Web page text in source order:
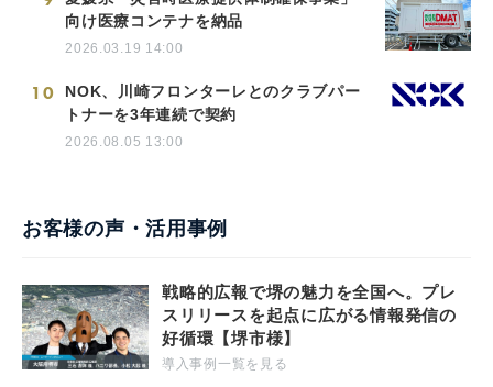
向け医療コンテナを納品
2026.03.19 14:00
10
NOK、川崎フロンターレとのクラブパー
トナーを3年連続で契約
2026.08.05 13:00
お客様の声・活用事例
戦略的広報で堺の魅力を全国へ。プレ
スリリースを起点に広がる情報発信の
好循環【堺市様】
導入事例一覧を見る